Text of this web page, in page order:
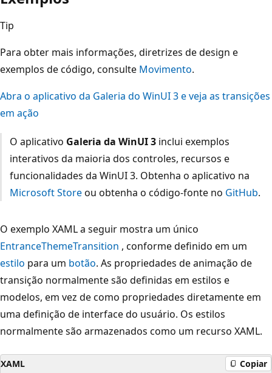
Tip
Para obter mais informações, diretrizes de design e
exemplos de código, consulte Movimento.
Abra o aplicativo da Galeria do WinUI 3 e veja as transições
em ação
O aplicativo Galeria da WinUI 3inclui exemplos
interativos da maioria dos controles, recursos e
funcionalidades da WinUI 3. Obtenha o aplicativo na
Microsoft Storeou obtenha o código-fonte no GitHub.
O exemplo XAML a seguir mostra um único
EntranceThemeTransition , conforme definido em um
estilo para um botão. As propriedades de animação de
transição normalmente são definidas em estilos e
modelos, em vez de como propriedades diretamente em
uma definição de interface do usuário. Os estilos
normalmente são armazenados como um recurso XAML.
XAML Copiar